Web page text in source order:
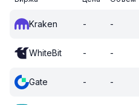
Kraken - -
WhiteBit - -
Gate - -